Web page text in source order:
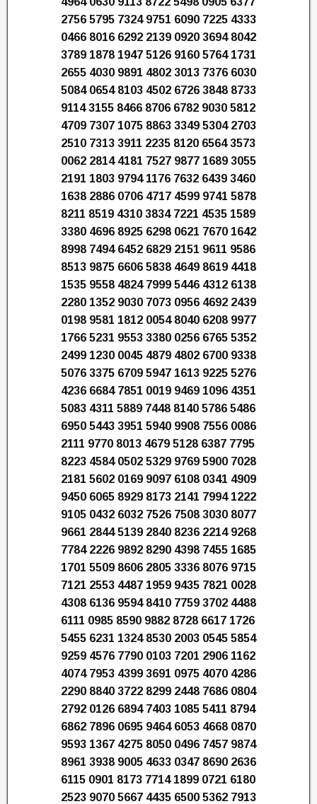
2756 5795 7324 9751 6090 7225 4333
0466 8016 6292 2139 0920 3694 8042
3789 1878 1947 5126 9160 5764 1731
2655 4030 9891 4802 3013 7376 6030
5084 0654 8103 4502 6726 3848 8733
9114 3155 8466 8706 6782 9030 5812
4709 7307 1075 8863 3349 5304 2703
2510 7313 3911 2235 8120 6564 3573
0062 2814 4181 7527 9877 1689 3055
2191 1803 9794 1176 7632 6439 3460
1638 2886 0706 4717 4599 9741 5878
8211 8519 4310 3834 7221 4535 1589
3380 4696 8925 6298 0621 7670 1642
8998 7494 6452 6829 2151 9611 9586
8513 9875 6606 5838 4649 8619 4418
1535 9558 4824 7999 5446 4312 6138
2280 1352 9030 7073 0956 4692 2439
0198 9581 1812 0054 8040 6208 9977
1766 5231 9553 3380 0256 6765 5352
2499 1230 0045 4879 4802 6700 9338
5076 3375 6709 5947 1613 9225 5276
4236 6684 7851 0019 9469 1096 4351
5083 4311 5889 7448 8140 5786 5486
6950 5443 3951 5940 9908 7556 0086
2111 9770 8013 4679 5128 6387 7795
8223 4584 0502 5329 9769 5900 7028
2181 5602 0169 9097 6108 0341 4909
9450 6065 8929 8173 2141 7994 1222
9105 0432 6032 7526 7508 3030 8077
9661 2844 5139 2840 8236 2214 9268
7784 2226 9892 8290 4398 7455 1685
1701 5509 8606 2805 3336 8076 9715
7121 2553 4487 1959 9435 7821 0028
4308 6136 9594 8410 7759 3702 4488
6111 0985 8590 9882 8728 6617 1726
5455 6231 1324 8530 2003 0545 5854
9259 4576 7790 0103 7201 2906 1162
4074 7953 4399 3691 0975 4070 4286
2290 8840 3722 8299 2448 7686 0804
2792 0126 6894 7403 1085 5411 8794
6862 7896 0695 9464 6053 4668 0870
9593 1367 4275 8050 0496 7457 9874
8961 3938 9005 4633 0347 8690 2636
6115 0901 8173 7714 1899 0721 6180
2523 9070 5667 4435 6500 5362 7913